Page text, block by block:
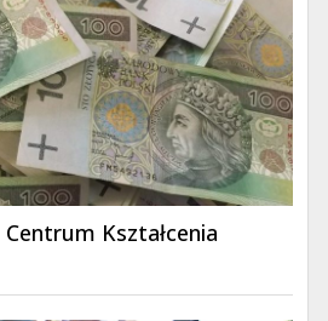
Kształcenia